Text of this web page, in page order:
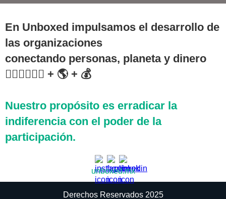
En Unboxed impulsamos el desarrollo de
las organizaciones
conectando personas, planeta y dinero
🙋🏻‍♀️🙋🏽‍♂️ + 🌎 + 💰
Nuestro propósito es erradicar la
indiferencia con el poder de la
participación.
unboxed.mx
Derechos Reservados 2025